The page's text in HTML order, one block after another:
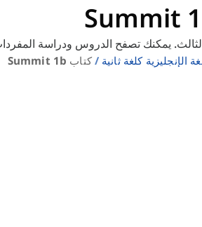
كلغة ثانية كتاب Summit 1b